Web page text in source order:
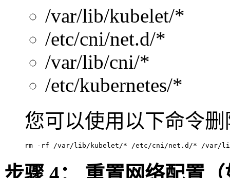
/var/lib/kubelet/*
/etc/cni/net.d/*
/var/lib/cni/*
/etc/kubernetes/*
您可以使用以下命令
rm -rf /var/lib/kubelet/* /etc/cni/net.d/* /var/
步骤 4： 重置网络配置